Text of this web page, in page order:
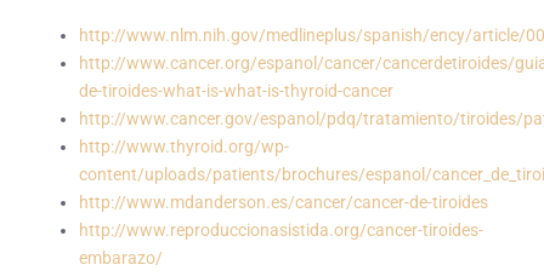
http://www.nlm.nih.gov/medlineplus/spanish/ency/article/
http://www.cancer.org/espanol/cancer/cancerdetiroides/
de-tiroides-what-is-what-is-thyroid-cancer
http://www.cancer.gov/espanol/pdq/tratamiento/tiroides/
http://www.thyroid.org/wp-
content/uploads/patients/brochures/espanol/
http://www.mdanderson.es/cancer/cancer-de-tiroides
http://www.reproduccionasistida.org/cancer-tiroides-
embarazo/